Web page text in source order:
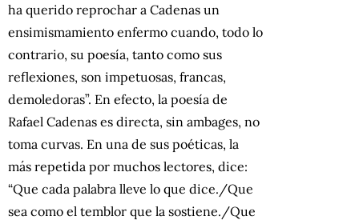
ha querido reprochar a Cadenas un
ensimismamiento enfermo cuando, todo lo
contrario, su poesía, tanto como sus
reflexiones, son impetuosas, francas,
demoledoras”. En efecto, la poesía de
Rafael Cadenas es directa, sin ambages, no
toma curvas. En una de sus poéticas, la
más repetida por muchos lectores, dice:
“Que cada palabra lleve lo que dice./Que
sea como el temblor que la sostiene./Que